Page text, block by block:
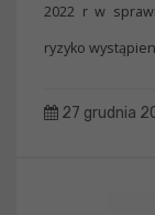
2022 r w
ryzyko
27 grudnia